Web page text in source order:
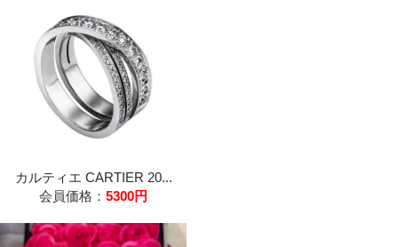
カルティエ CARTIER 20...
会員価格： 5300円